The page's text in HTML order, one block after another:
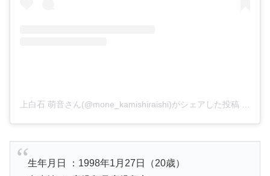
上白石 萌音さん(@mone_kamishiraishi)がシェアした投稿
生年月日 ：1998年1月27日（20歳）